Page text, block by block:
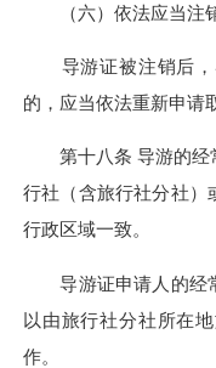
（六）依法应当注销
导游证被注销后，
的，应当依法重新申请
第十八条 导游的经
行社（含旅行社分社）
行政区域一致。
导游证申请人的经
以由旅行社分社所在
作。